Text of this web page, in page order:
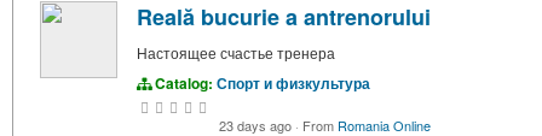
Reală bucurie a antrenorului
Настоящее счастье тренера
Catalog: Спорт и физкультура
23 days ago · From Romania Online